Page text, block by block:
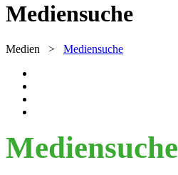
Mediensuche
Medien > Mediensuche
Mediensuche